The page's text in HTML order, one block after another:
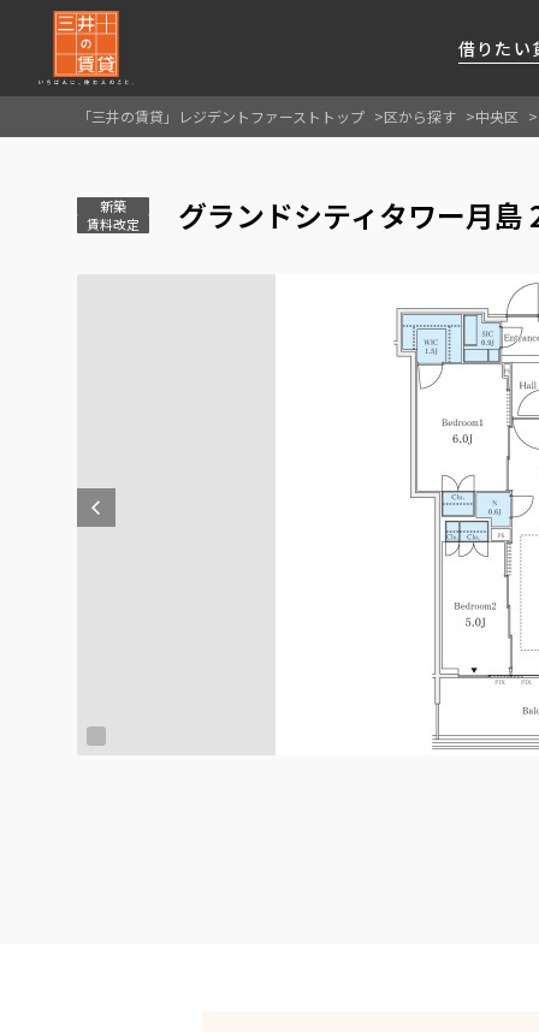
借りたい
私たちレジデントファーストの思いや
厳選した都心の上質な賃貸マンションを数多
賃貸運営をお考えのオーナー様に
分譲マンションのご購入、売却の
FIRST CHANNEL
レジデントファーストが提供する
「三井の賃貸」レジデントファーストトップ 区から探す 中央区
新築
賃料改定
グランドシティタワー月島